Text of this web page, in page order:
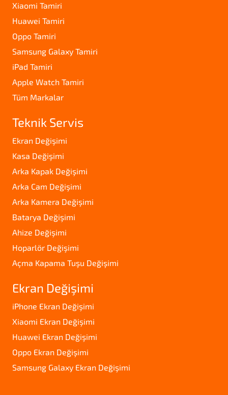
Xiaomi Tamiri
Huawei Tamiri
Oppo Tamiri
Samsung Galaxy Tamiri
iPad Tamiri
Apple Watch Tamiri
Tüm Markalar
Teknik Servis
Ekran Değişimi
Kasa Değişimi
Arka Kapak Değişimi
Arka Cam Değişimi
Arka Kamera Değişimi
Batarya Değişimi
Ahize Değişimi
Hoparlör Değişimi
Açma Kapama Tuşu Değişimi
Ekran Değişimi
iPhone Ekran Değişimi
Xiaomi Ekran Değişimi
Huawei Ekran Değişimi
Oppo Ekran Değişimi
Samsung Galaxy Ekran Değişimi